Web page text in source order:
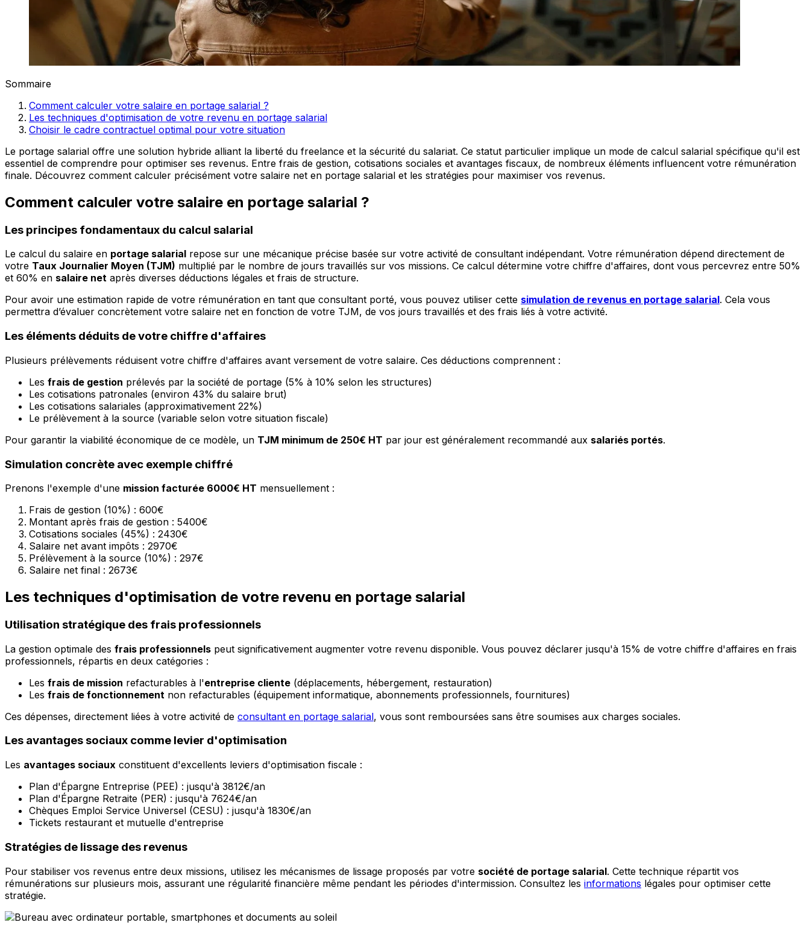
Sommaire
Comment calculer votre salaire en portage salarial ?
Les techniques d'optimisation de votre revenu en portage salarial
Choisir le cadre contractuel optimal pour votre situation
Le portage salarial offre une solution hybride alliant la liberté du freelance et la sécurité du salariat. Ce statut particulier implique un mode de calcul salarial spécifique qu'il est
essentiel de comprendre pour optimiser ses revenus. Entre frais de gestion, cotisations sociales et avantages fiscaux, de nombreux éléments influencent votre rémunération
finale. Découvrez comment calculer précisément votre salaire net en portage salarial et les stratégies pour maximiser vos revenus.
Comment calculer votre salaire en portage salarial ?
Les principes fondamentaux du calcul salarial
Le calcul du salaire en portage salarial repose sur une mécanique précise basée sur votre activité de consultant indépendant. Votre rémunération dépend directement de
votre Taux Journalier Moyen (TJM) multiplié par le nombre de jours travaillés sur vos missions. Ce calcul détermine votre chiffre d'affaires, dont vous percevrez entre 50%
et 60% en salaire net après diverses déductions légales et frais de structure.
Pour avoir une estimation rapide de votre rémunération en tant que consultant porté, vous pouvez utiliser cette simulation de revenus en portage salarial. Cela vous
permettra d’évaluer concrètement votre salaire net en fonction de votre TJM, de vos jours travaillés et des frais liés à votre activité.
Les éléments déduits de votre chiffre d'affaires
Plusieurs prélèvements réduisent votre chiffre d'affaires avant versement de votre salaire. Ces déductions comprennent :
Les frais de gestion prélevés par la société de portage (5% à 10% selon les structures)
Les cotisations patronales (environ 43% du salaire brut)
Les cotisations salariales (approximativement 22%)
Le prélèvement à la source (variable selon votre situation fiscale)
Pour garantir la viabilité économique de ce modèle, un TJM minimum de 250€ HT par jour est généralement recommandé aux salariés portés.
Simulation concrète avec exemple chiffré
Prenons l'exemple d'une mission facturée 6000€ HT mensuellement :
Frais de gestion (10%) : 600€
Montant après frais de gestion : 5400€
Cotisations sociales (45%) : 2430€
Salaire net avant impôts : 2970€
Prélèvement à la source (10%) : 297€
Salaire net final : 2673€
Les techniques d'optimisation de votre revenu en portage salarial
Utilisation stratégique des frais professionnels
La gestion optimale des frais professionnels peut significativement augmenter votre revenu disponible. Vous pouvez déclarer jusqu'à 15% de votre chiffre d'affaires en frais
professionnels, répartis en deux catégories :
Les frais de mission refacturables à l'entreprise cliente (déplacements, hébergement, restauration)
Les frais de fonctionnement non refacturables (équipement informatique, abonnements professionnels, fournitures)
Ces dépenses, directement liées à votre activité de consultant en portage salarial, vous sont remboursées sans être soumises aux charges sociales.
Les avantages sociaux comme levier d'optimisation
Les avantages sociaux constituent d'excellents leviers d'optimisation fiscale :
Plan d'Épargne Entreprise (PEE) : jusqu'à 3812€/an
Plan d'Épargne Retraite (PER) : jusqu'à 7624€/an
Chèques Emploi Service Universel (CESU) : jusqu'à 1830€/an
Tickets restaurant et mutuelle d'entreprise
Stratégies de lissage des revenus
Pour stabiliser vos revenus entre deux missions, utilisez les mécanismes de lissage proposés par votre société de portage salarial. Cette technique répartit vos
rémunérations sur plusieurs mois, assurant une régularité financière même pendant les périodes d'intermission. Consultez les informations légales pour optimiser cette
stratégie.